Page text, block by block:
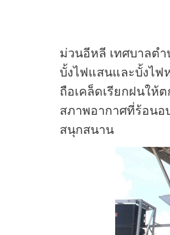
ม่วนอีหลี เทศบาลต
บั้งไฟแสนและบั้งไฟ
ถือเคล็ดเรียกฝนใ
สภาพอากาศที่ร้อนอ
สนุกสนาน